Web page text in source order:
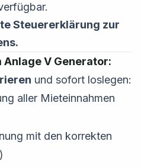
Steuererklärung zur
V Generator:
und sofort loslegen:
aller Mieteinnahmen
mit den korrekten